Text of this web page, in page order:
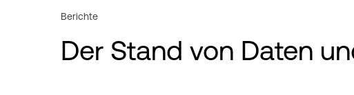
Berichte
Der Stand von Daten